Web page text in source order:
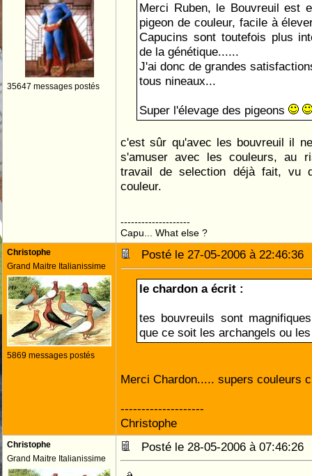
35647 messages postés
Merci Ruben, le Bouvreuil est
pigeon de couleur, facile à
Capucins sont toutefois plus
de la génétique......
J'ai donc de grandes
tous nineaux...
Super l'élevage des pigeons
c'est sûr qu'avec les bouvreuil il
s'amuser avec les couleurs, au
travail de selection déjà fait, vu
couleur.
--------------------
Capu... What else ?
Christophe
Grand Maitre Italianissime
5869 messages postés
Posté le 27-05-2006 à
le chardon a écrit :
tes bouvreuils sont
que ce soit les archangels ou
Merci Chardon..... supers couleurs
--------------------
Christophe
Christophe
Grand Maitre Italianissime
Posté le 28-05-2006 à